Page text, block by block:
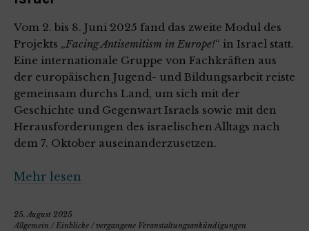
Vom 2. bis 8. Juni 2025 fand das zweite Modul des
Projekts „Facing Antisemitism in Europe!“ in Israel statt.
Eine internationale Gruppe von Fachkräften aus
der europäischen Jugend- und Bildungsarbeit reiste
gemeinsam durchs Land, um sich mit der
Geschichte und Gegenwart Israels sowie mit den
Herausforderungen des israelischen Alltags nach
dem 7. Oktober auseinanderzusetzen.
Mehr lesen
25. August 2025
Allgemein / Einblicke /vergangene Veranstaltungsankündigungen